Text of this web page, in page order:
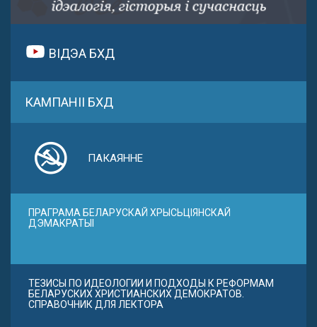
ВІДЭА БХД
КАМПАНІІ БХД
ПАКАЯННЕ
ПРАГРАМА БЕЛАРУСКАЙ ХРЫСЬЦІЯНСКАЙ
ДЭМАКРАТЫІ
ТЕЗИСЫ ПО ИДЕОЛОГИИ И ПОДХОДЫ К РЕФОРМАМ
БЕЛАРУСКИХ ХРИСТИАНСКИХ ДЕМОКРАТОВ.
СПРАВОЧНИК ДЛЯ ЛЕКТОРА